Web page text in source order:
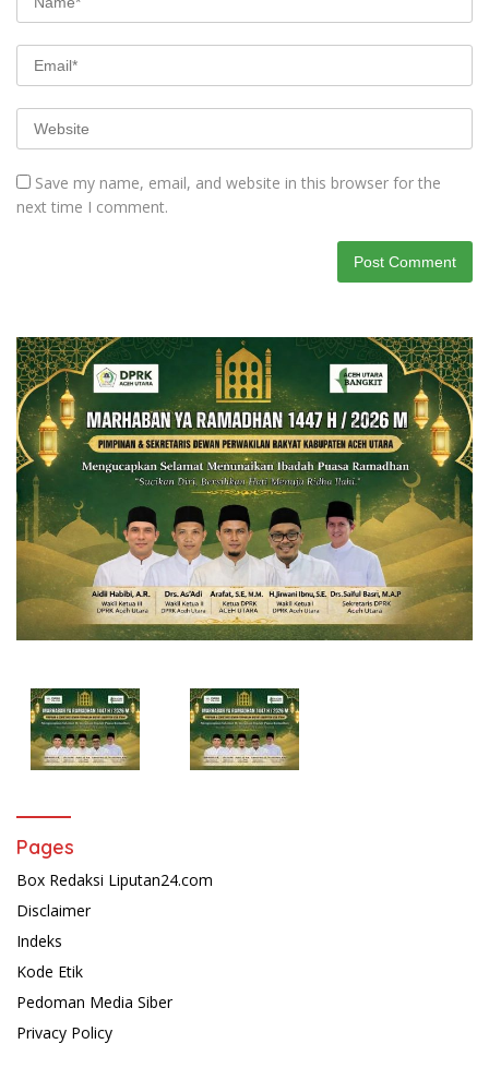
Save my name, email, and website in this browser for the
next time I comment.
Pages
Box Redaksi Liputan24.com
Disclaimer
Indeks
Kode Etik
Pedoman Media Siber
Privacy Policy